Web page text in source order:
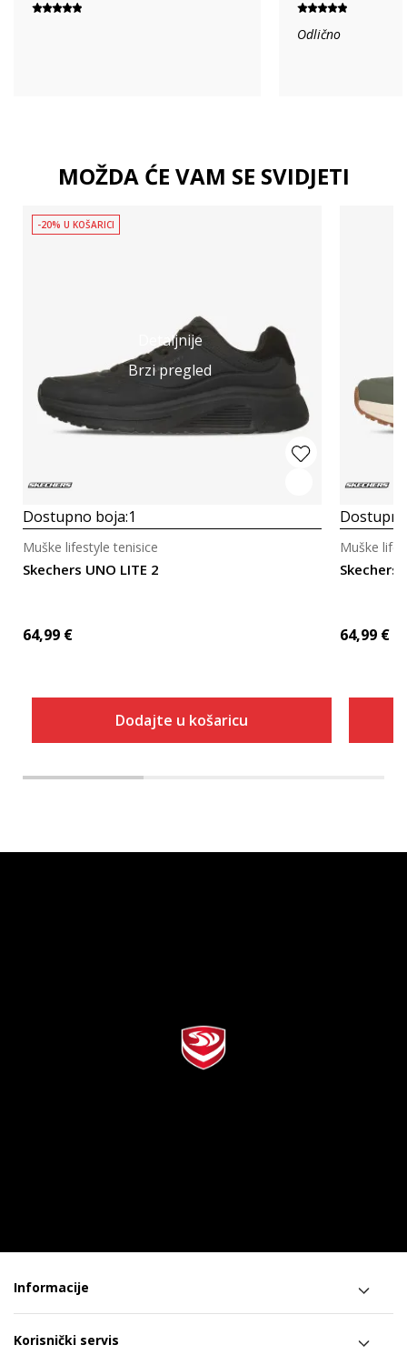
Odlično
MOŽDA ĆE VAM SE SVIDJETI
Detaljnije
Brzi pregled
-20% U KOŠARICI
Dostupno boja:1
Skechers UNO LITE 2
Muške lifestyle tenisice
64,99 €
Dodajte u košaricu
Skechers
Muške
64,99 €
Informacije
Korisnički servis